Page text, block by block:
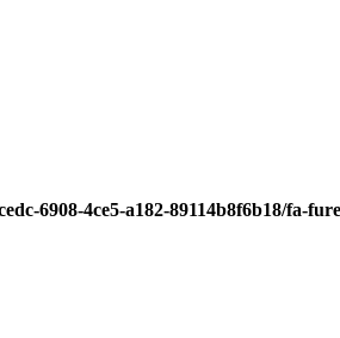
6908-4ce5-a182-89114b8f6b18/fa-